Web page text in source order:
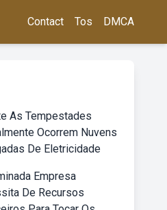
Contact Tos DMCA
As Tempestades
Ocorrem Nuvens
De Eletricidade
Empresa
De Recursos